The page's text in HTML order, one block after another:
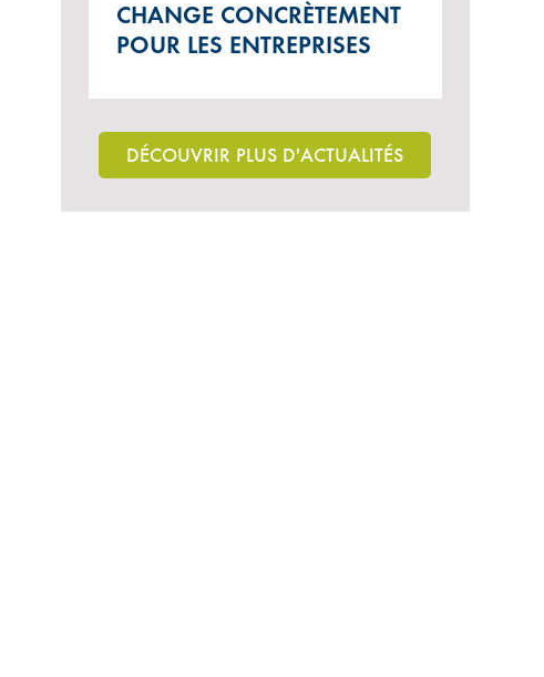
CHANGE CONCRÈTEMENT
POUR LES ENTREPRISES
DÉCOUVRIR PLUS D'ACTUALITÉS